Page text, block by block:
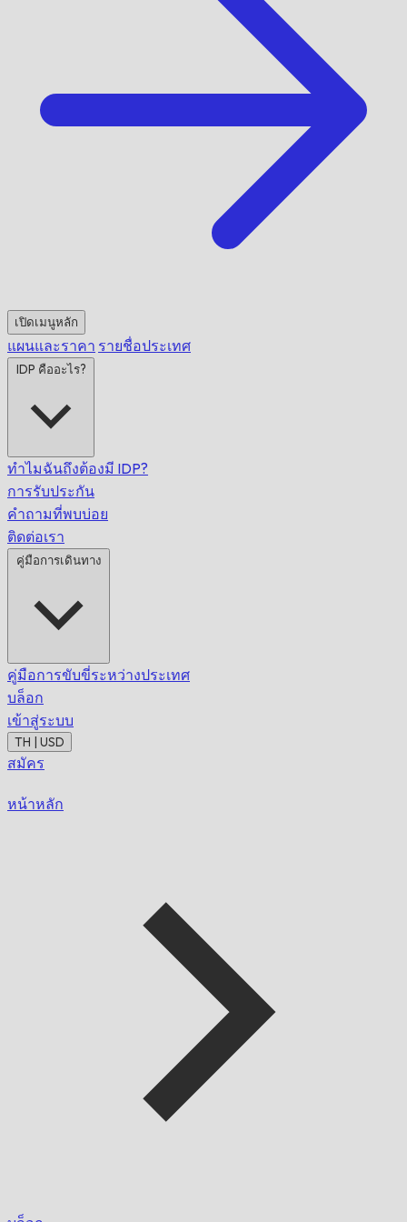
เปิดเมนูหลัก
แผนและราคา รายชื่อประเทศ
IDP คืออะไร?
ทำไมฉันถึงต้องมี IDP?
การรับประกัน
คำถามที่พบบ่อย
ติดต่อเรา
คู่มือการเดินทาง
คู่มือการขับขี่ระหว่างประเทศ
บล็อก
เข้าสู่ระบบ
TH | USD
สมัคร
หน้าหลัก